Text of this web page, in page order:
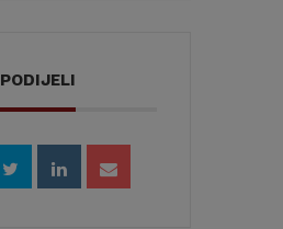
PODIJELI